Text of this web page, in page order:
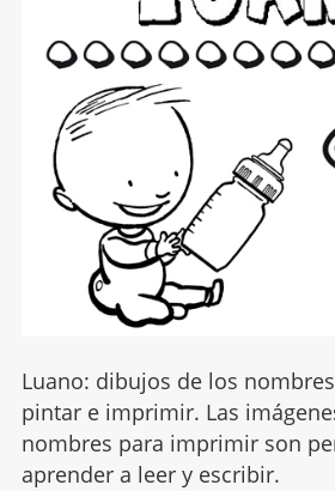
Luano: dibujos de los
pintar e imprimir. Las
nombres para imprimir son
aprender a leer y escribir.